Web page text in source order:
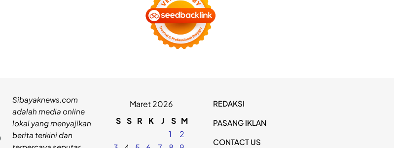
Sibayaknews.com
adalah media online
lokal yang menyajikan
berita terkini dan
Maret 2026
S S R K J S M
1
2
REDAKSI
PASANG IKLAN
CONTACT US